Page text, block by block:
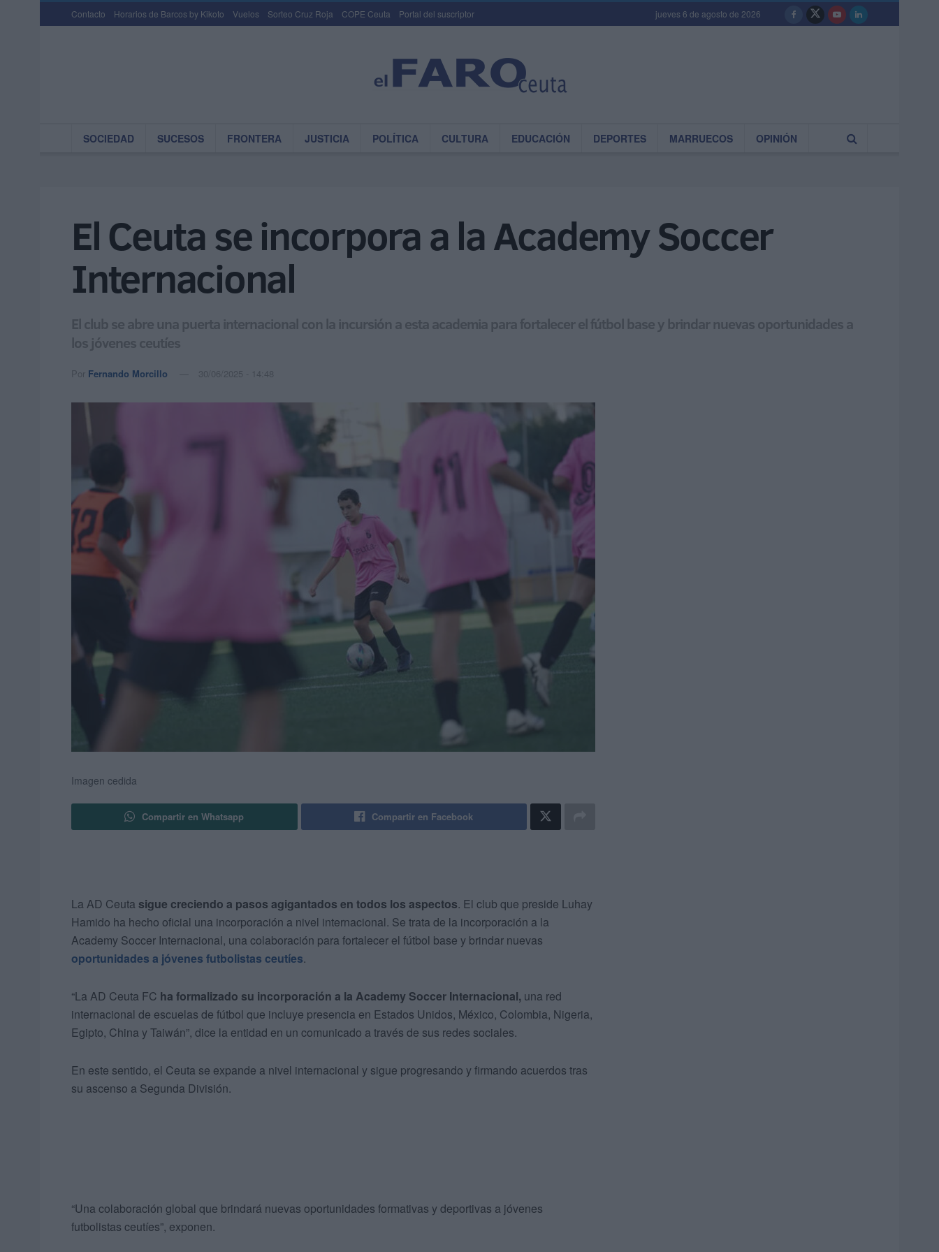
Contacto Horarios de Barcos by Kikoto Vuelos Sorteo Cruz Roja COPE Ceuta Portal del suscriptor jueves 6 de agosto de 2026
SOCIEDAD SUCESOS FRONTERA JUSTICIA POLÍTICA CULTURA EDUCACIÓN DEPORTES MARRUECOS OPINIÓN
El Ceuta se incorpora a la Academy Soccer
Internacional
El club se abre una puerta internacional con la incursión a esta academia para fortalecer el fútbol base y brindar nuevas oportunidades a
los jóvenes ceutíes
Por Fernando Morcillo 30/06/2025 - 14:48
Imagen cedida
Compartir en Whatsapp Compartir en Facebook
La AD Ceuta sigue creciendo a pasos agigantados en todos los aspectos. El club que preside Luhay
Hamido ha hecho oficial una incorporación a nivel internacional. Se trata de la incorporación a la
Academy Soccer Internacional, una colaboración para fortalecer el fútbol base y brindar nuevas
oportunidades a jóvenes futbolistas ceutíes.
“La AD Ceuta FC ha formalizado su incorporación a la Academy Soccer Internacional, una red
internacional de escuelas de fútbol que incluye presencia en Estados Unidos, México, Colombia, Nigeria,
Egipto, China y Taiwán”, dice la entidad en un comunicado a través de sus redes sociales.
En este sentido, el Ceuta se expande a nivel internacional y sigue progresando y firmando acuerdos tras
su ascenso a Segunda División.
“Una colaboración global que brindará nuevas oportunidades formativas y deportivas a jóvenes
futbolistas ceutíes”, exponen.